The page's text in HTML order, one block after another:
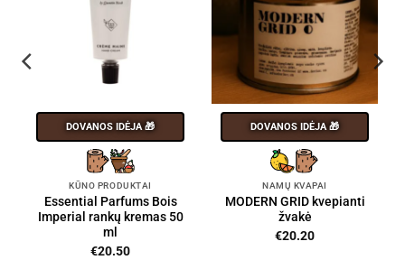
DOVANOS IDĖJA 🎁
KŪNO PRODUKTAI
Essential Parfums Bois
Imperial rankų kremas 50
ml
€20.50
DOVANOS IDĖJA 🎁
NAMŲ KVAPAI
MODERN GRID kvepianti
žvakė
€20.20